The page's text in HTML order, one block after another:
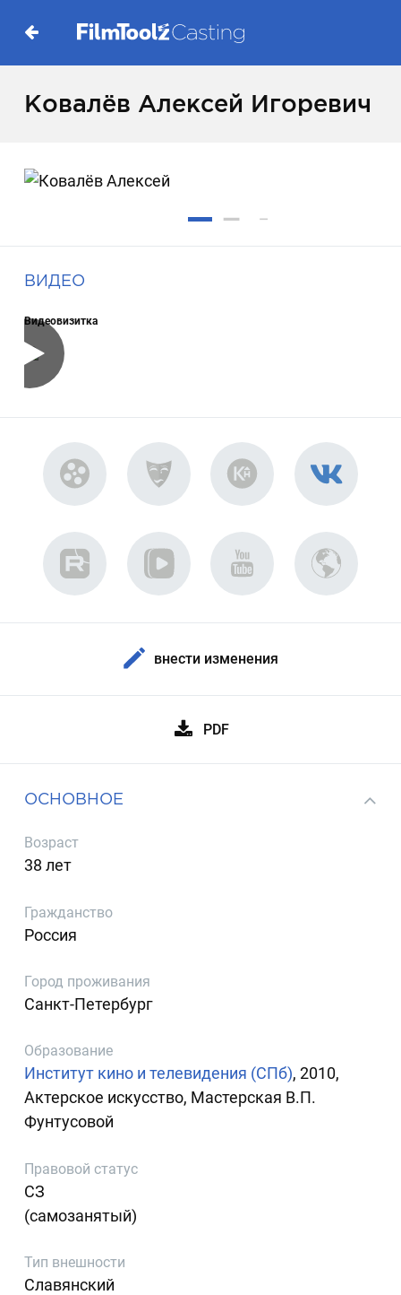
Ковалёв Алексей Игоревич
ВИДЕО
Видеовизитка
внести изменения
PDF
ОСНОВНОЕ
Возраст
38 лет
Гражданство
Россия
Город проживания
Санкт-Петербург
Образование
Институт кино и телевидения (СПб), 2010,
Актерское искусство, Мастерская В.П.
Фунтусовой
Правовой статус
СЗ
(самозанятый)
Тип внешности
Славянский